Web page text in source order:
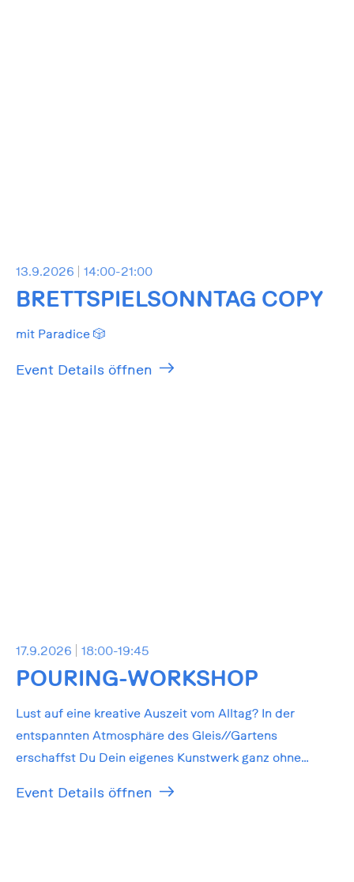
13.9.2026 14:00-21:00
BRETTSPIELSONNTAG COPY
mit Paradice 🎲
Event Details öffnen
17.9.2026 18:00-19:45
POURING-WORKSHOP
Lust auf eine kreative Auszeit vom Alltag? In der
entspannten Atmosphäre des Gleis//Gartens
erschaffst Du Dein eigenes Kunstwerk ganz ohne
Event Details öffnen